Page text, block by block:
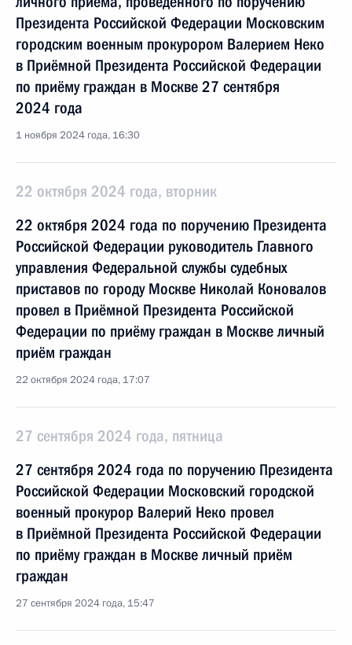
Президента Российской Федерации Московским
городским военным прокурором Валерием Неко
в Приёмной Президента Российской Федерации
по приёму граждан в Москве 27 сентября
2024 года
1 ноября 2024 года, 16:30
22 октября 2024 года, вторник
22 октября 2024 года по поручению Президента
Российской Федерации руководитель Главного
управления Федеральной службы судебных
приставов по городу Москве Николай Коновалов
провел в Приёмной Президента Российской
Федерации по приёму граждан в Москве личный
приём граждан
22 октября 2024 года, 17:07
27 сентября 2024 года, пятница
27 сентября 2024 года по поручению Президента
Российской Федерации Московский городской
военный прокурор Валерий Неко провел
в Приёмной Президента Российской Федерации
по приёму граждан в Москве личный приём
граждан
27 сентября 2024 года, 15:47